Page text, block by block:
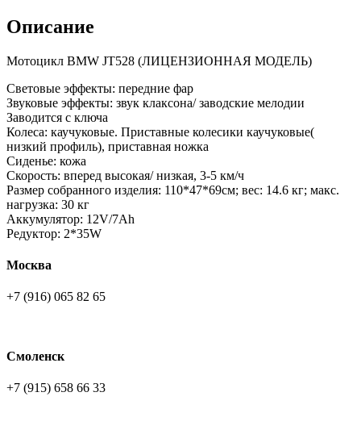
Описание
Мотоцикл BMW JT528 (ЛИЦЕНЗИОННАЯ МОДЕЛЬ)
Световые эффекты: передние фар
Звуковые эффекты: звук клаксона/ заводские мелодии
Заводится с ключа
Колеса: каучуковые. Приставные колесики каучуковые(
низкий профиль), приставная ножка
Сиденье: кожа
Скорость: вперед высокая/ низкая, 3-5 км/ч
Размер собранного изделия: 110*47*69см; вес: 14.6 кг; макс.
нагрузка: 30 кг
Аккумулятор: 12V/7Ah
Редуктор: 2*35W
Москва
+7 (916) 065 82 65
Смоленск
+7 (915) 658 66 33